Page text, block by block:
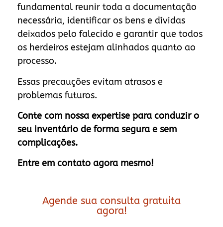
fundamental reunir toda a documentação
necessária, identificar os bens e dívidas
deixados pelo falecido e garantir que todos
os herdeiros estejam alinhados quanto ao
processo.
Essas precauções evitam atrasos e
problemas futuros.
Conte com nossa expertise para conduzir o
seu inventário de forma segura e sem
complicações.
Entre em contato agora mesmo!
Agende sua consulta gratuita
agora!